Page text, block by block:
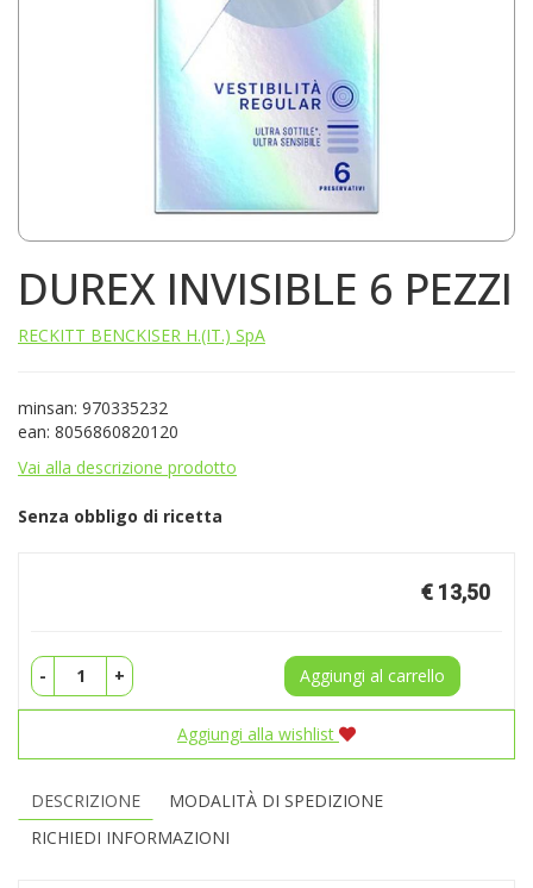
DUREX INVISIBLE 6 PEZZI
RECKITT BENCKISER H.(IT.) SpA
minsan: 970335232
ean: 8056860820120
Vai alla descrizione prodotto
Senza obbligo di ricetta
€ 13,50
- + Aggiungi al carrello
Aggiungi alla wishlist
DESCRIZIONE
MODALITÀ DI SPEDIZIONE
RICHIEDI INFORMAZIONI